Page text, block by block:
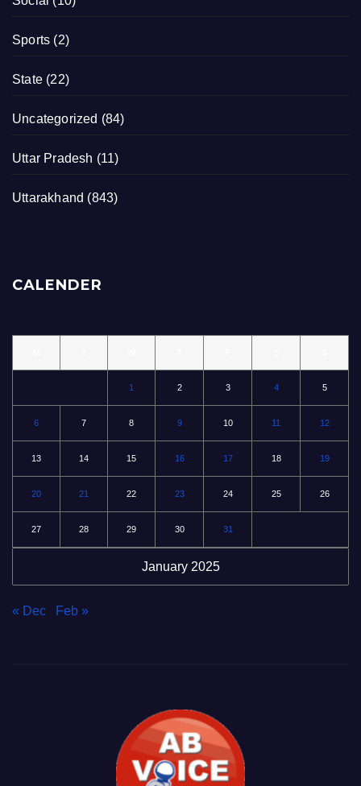
Sports (2)
State (22)
Uncategorized (84)
Uttar Pradesh (11)
Uttarakhand (843)
CALENDER
January 2025
1 2 3 4 5
6 7 8 9 10 11 12
13 14 15 16 17 18 19
20 21 22 23 24 25 26
27 28 29 30 31
« Dec Feb »